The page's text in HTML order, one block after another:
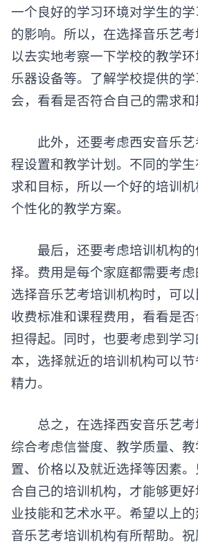
一个良好的学习环境对学生的
的影响。所以，在选择音乐艺
以去实地考察一下学校的教学
乐器设备等。了解学校提供的
会，看看是否符合自己的需求和
此外，还要考虑西安音乐艺
程设置和教学计划。不同的学
求和目标，所以一个好的培训
个性化的教学方案。
最后，还要考虑培训机构的
择。费用是每个家庭都需要考
选择音乐艺考培训机构时，可
收费标准和课程费用，看看是
担得起。同时，也要考虑到学
本，选择就近的培训机构可以
精力。
总之，在选择西安音乐艺考
综合考虑信誉度、教学质量、
置、价格以及就近选择等因素
合自己的培训机构，才能够更
业技能和艺术水平。希望以上
音乐艺考培训机构有所帮助。